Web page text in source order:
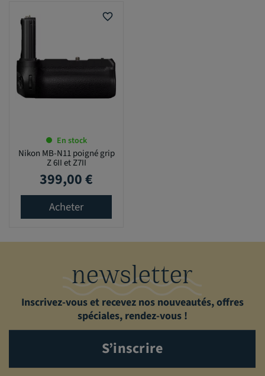
favorite_border
En stock
Nikon MB-N11 poigné grip
Z 6II et Z7II
Prix
399,00 €
Acheter
newsletter
Inscrivez-vous et recevez nos nouveautés, offres
spéciales, rendez-vous !
S’inscrire